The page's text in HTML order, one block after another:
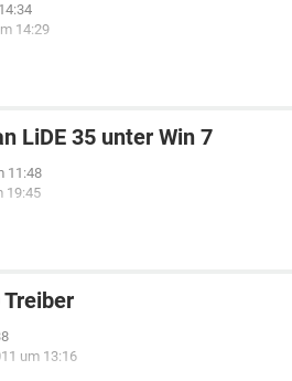
14:29
LiDE 35 unter Win 7
11:48
19:45
um 13:16